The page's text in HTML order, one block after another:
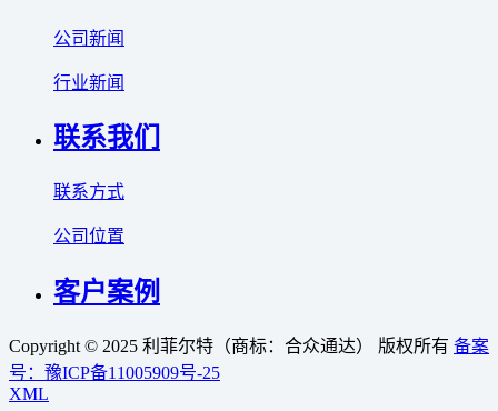
公司新闻
行业新闻
联系我们
联系方式
公司位置
客户案例
Copyright © 2025 利菲尔特（商标：合众通达） 版权所有 备案
号：豫ICP备11005909号-25
XML